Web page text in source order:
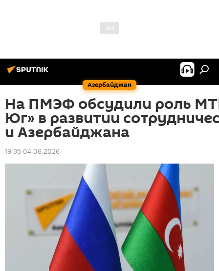
Азербайджан
На ПМЭФ обсудили роль
Юг» в развитии
и Азербайджана
19:35 04.06.2026